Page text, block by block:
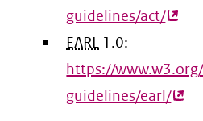
guidelines/act/
EARL 1.0:
https://
guidelines/earl/